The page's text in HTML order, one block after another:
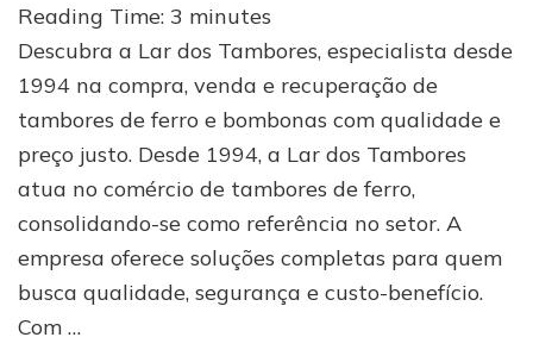
Lar
dos
Tambores:
referência
na
compra
e
venda
tambores
de
Reading Time: 3 minutes
Descubra a Lar dos Tambores, especialista desde
1994 na compra, venda e recuperação de
tambores de ferro e bombonas com qualidade e
preço justo. Desde 1994, a Lar dos Tambores
atua no comércio de tambores de ferro,
consolidando-se como referência no setor. A
empresa oferece soluções completas para quem
busca qualidade, segurança e custo-benefício.
Com …